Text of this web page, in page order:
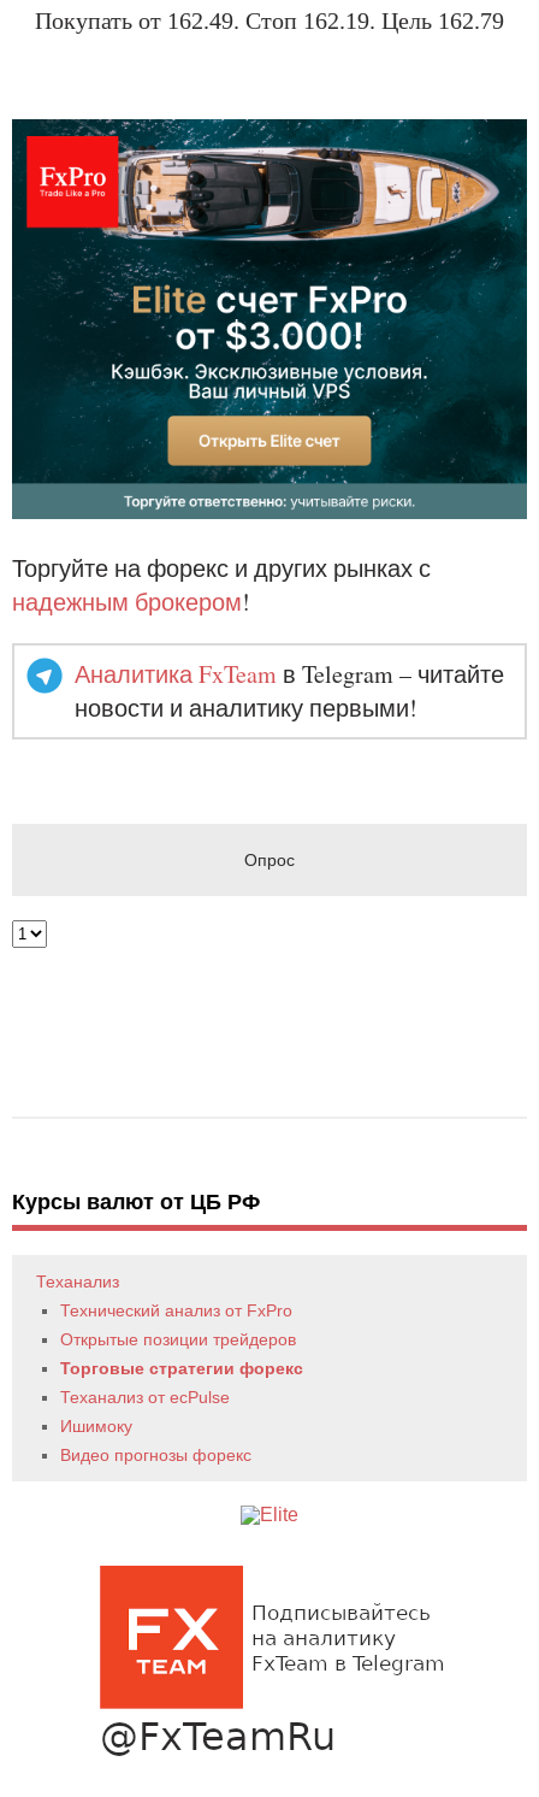
Покупать от 162.49. Стоп 162.19. Цель 162.79
Торгуйте на форекс и других рынках с
надежным брокером!
Аналитика FxTeam в Telegram – читайте
новости и аналитику первыми!
Опрос
Курсы валют от ЦБ РФ
Теханализ
Технический анализ от FxPro
Открытые позиции трейдеров
Торговые стратегии форекс
Теханализ от ecPulse
Ишимоку
Видео прогнозы форекс